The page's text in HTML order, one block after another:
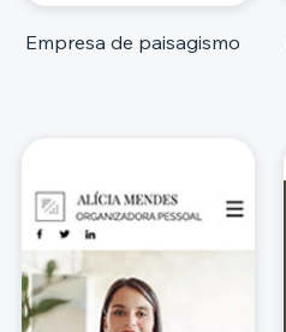
Empresa de paisagismo